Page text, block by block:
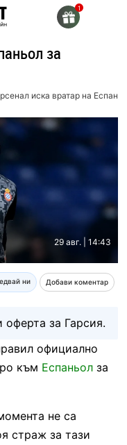
за
иска вратар на
29 авг. | 14:43
ни Добави коментар
оферта за Гарсия.
официално
към Еспаньолза
не са
страж за тази